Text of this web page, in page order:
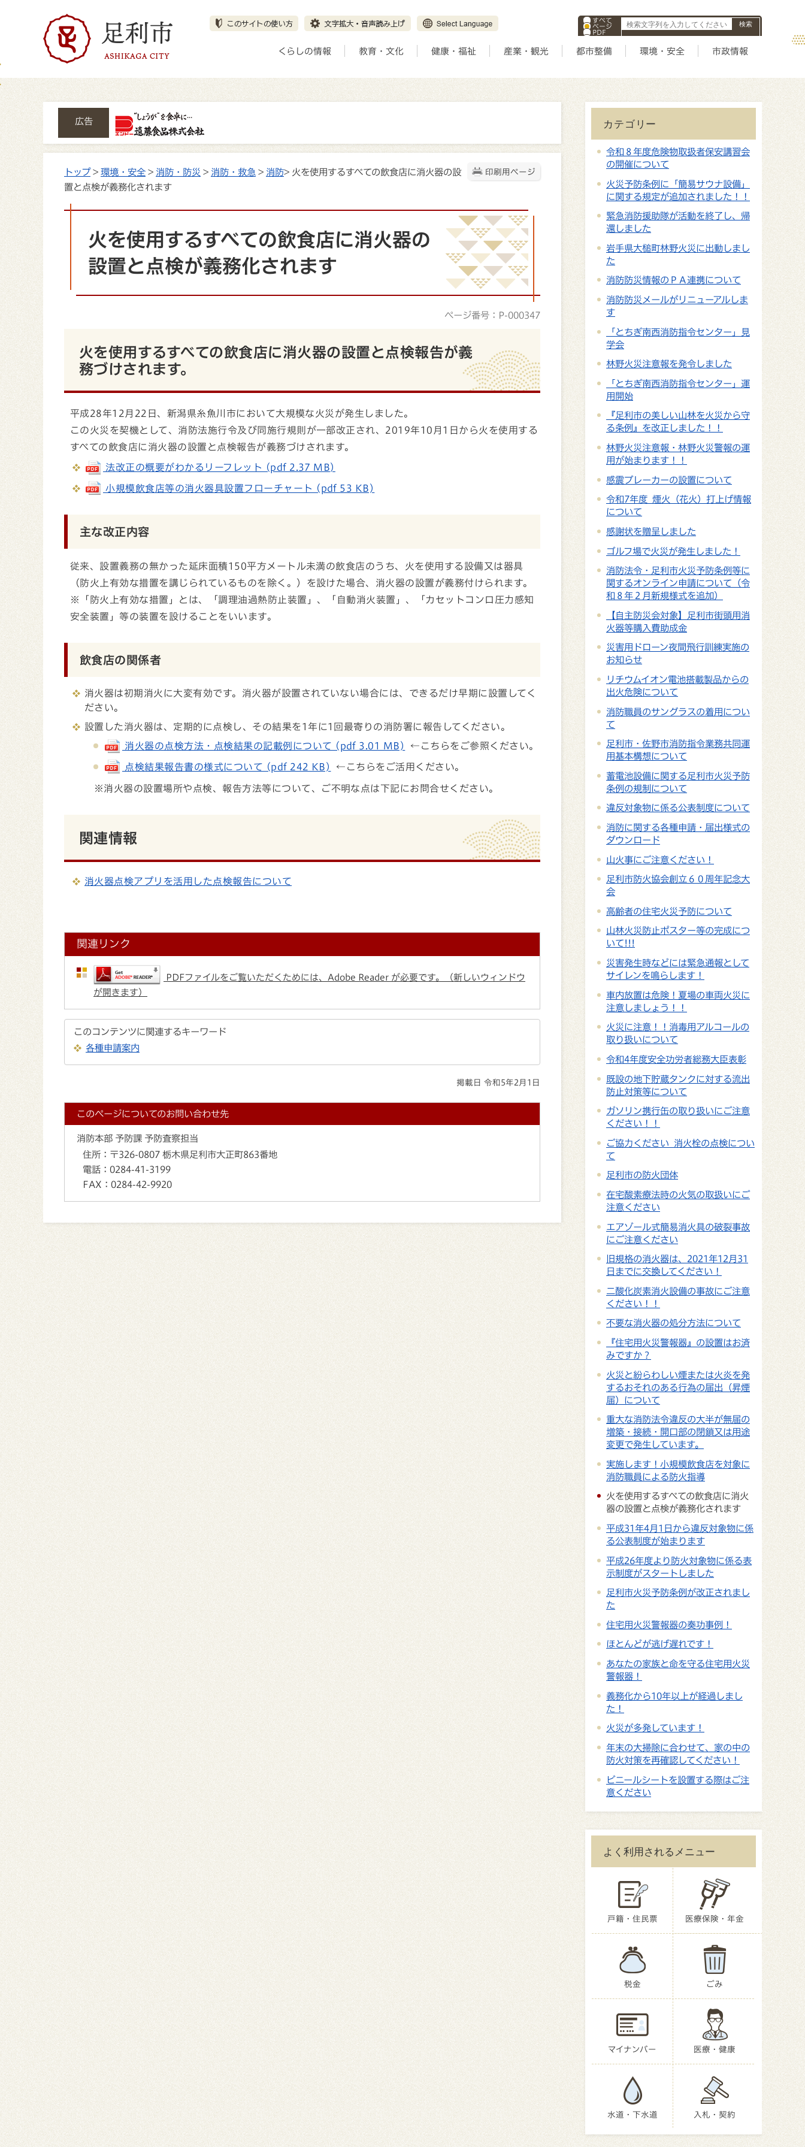
すべて
ページ
PDF
ID
くらしの情報 教育・文化 健康・福祉 産業・観光 都市整備 環境・安全 市政情報
広告
印刷用ページ
トップ> 環境・安全 > 消防・防災 > 消防・救急 > 消防> 火を使用するすべての飲食店に消火器の設
置と点検が義務化されます
火を使用するすべての飲食店に消火器の
設置と点検が義務化されます
ページ番号：P-000347
火を使用するすべての飲食店に消火器の設置と点検報告が義
務づけされます。
平成28年12月22日、新潟県糸魚川市において大規模な火災が発生しました。
この火災を契機として、消防法施行令及び同施行規則が一部改正され、2019年10月1日から火を使用する
すべての飲食店に消火器の設置と点検報告が義務づけされます。
法改正の概要がわかるリーフレット (pdf 2.37 MB)
小規模飲食店等の消火器具設置フローチャート (pdf 53 KB)
主な改正内容
従来、設置義務の無かった延床面積150平方メートル未満の飲食店のうち、火を使用する設備又は器具
（防火上有効な措置を講じられているものを除く。）を設けた場合、消火器の設置が義務付けられます。
※「防火上有効な措置」とは、「調理油過熱防止装置」、「自動消火装置」、「カセットコンロ圧力感知
安全装置」等の装置を設けることをいいます。
飲食店の関係者
消火器は初期消火に大変有効です。消火器が設置されていない場合には、できるだけ早期に設置してく
ださい。
設置した消火器は、定期的に点検し、その結果を1年に1回最寄りの消防署に報告してください。
消火器の点検方法・点検結果の記載例について (pdf 3.01 MB)
←こちらをご参照ください。
点検結果報告書の様式について (pdf 242 KB) ←こちらをご活用ください。
※消火器の設置場所や点検、報告方法等について、ご不明な点は下記にお問合せください。
関連情報
消火器点検アプリを活用した点検報告について
関連リンク
PDFファイルをご覧いただくためには、Adobe Reader が必要です。（新しいウィンドウ
が開きます）
このコンテンツに関連するキーワード
各種申請案内
掲載日 令和5年2月1日
このページについてのお問い合わせ先
消防本部 予防課 予防査察担当
住所： 〒326-0807 栃木県足利市大正町863番地
電話： 0284-41-3199
FAX： 0284-42-9920
カテゴリー
令和８年度危険物取扱者保安講習会
の開催について
火災予防条例に「簡易サウナ設備」
に関する規定が追加されました！！
緊急消防援助隊が活動を終了し、帰
還しました
岩手県大槌町林野火災に出動しまし
た
消防防災情報のＰＡ連携について
消防防災メールがリニューアルしま
す
「とちぎ南西消防指令センター」見
学会
林野火災注意報を発令しました
「とちぎ南西消防指令センター」運
用開始
『足利市の美しい山林を火災から守
る条例』を改正しました！！
林野火災注意報・林野火災警報の運
用が始まります！！
感震ブレーカーの設置について
令和7年度 煙火（花火）打上げ情報
について
感謝状を贈呈しました
ゴルフ場で火災が発生しました！
消防法令・足利市火災予防条例等に
関するオンライン申請について（令
和８年２月新規様式を追加）
【自主防災会対象】足利市街頭用消
火器等購入費助成金
災害用ドローン夜間飛行訓練実施の
お知らせ
リチウムイオン電池搭載製品からの
出火危険について
消防職員のサングラスの着用につい
て
足利市・佐野市消防指令業務共同運
用基本構想について
蓄電池設備に関する足利市火災予防
条例の規制について
違反対象物に係る公表制度について
消防に関する各種申請・届出様式の
ダウンロード
山火事にご注意ください！
足利市防火協会創立６０周年記念大
会
高齢者の住宅火災予防について
山林火災防止ポスター等の完成につ
いて!!!
災害発生時などには緊急通報として
サイレンを鳴らします！
車内放置は危険！夏場の車両火災に
注意しましょう！！
火災に注意！！消毒用アルコールの
取り扱いについて
令和4年度安全功労者総務大臣表彰
既設の地下貯蔵タンクに対する流出
防止対策等について
ガソリン携行缶の取り扱いにご注意
ください！！
ご協力ください 消火栓の点検につい
て
足利市の防火団体
在宅酸素療法時の火気の取扱いにご
注意ください
エアゾール式簡易消火具の破裂事故
にご注意ください
旧規格の消火器は、2021年12月31
日までに交換してください！
二酸化炭素消火設備の事故にご注意
ください！！
不要な消火器の処分方法について
『住宅用火災警報器』の設置はお済
みですか？
火災と紛らわしい煙または火炎を発
するおそれのある行為の届出（昇煙
届）について
重大な消防法令違反の大半が無届の
増築・接続・開口部の閉鎖又は用途
変更で発生しています。
実施します！小規模飲食店を対象に
消防職員による防火指導
火を使用するすべての飲食店に消火
器の設置と点検が義務化されます
平成31年4月1日から違反対象物に係
る公表制度が始まります
平成26年度より防火対象物に係る表
示制度がスタートしました
足利市火災予防条例が改正されまし
た
住宅用火災警報器の奏功事例！
ほとんどが逃げ遅れです！
あなたの家族と命を守る住宅用火災
警報器！
義務化から10年以上が経過しまし
た！
火災が多発しています！
年末の大掃除に合わせて、家の中の
防火対策を再確認してください！
ビニールシートを設置する際はご注
意ください
よく利用されるメニュー
戸籍・住民票 医療保険・年金
税金 ごみ
マイナンバー 医療・健康
水道・下水道 入札・契約